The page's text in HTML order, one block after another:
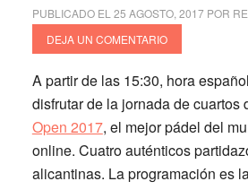
PUBLICADO EL 25 AGOSTO, 2017POR
DEJA UN COMENTARIO
A partir de las 15:30, hora
disfrutar de la jornada de cuartos
Open 2017, el mejor pádel del
online. Cuatro auténticos
alicantinas. La programación es